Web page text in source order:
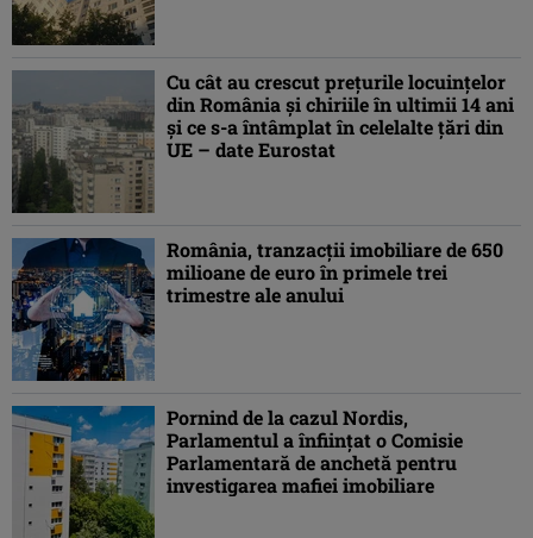
Cu cât au crescut preţurile locuințelor
din România şi chiriile în ultimii 14 ani
şi ce s-a întâmplat în celelalte ţări din
UE – date Eurostat
România, tranzacții imobiliare de 650
milioane de euro în primele trei
trimestre ale anului
Pornind de la cazul Nordis,
Parlamentul a înființat o Comisie
Parlamentară de anchetă pentru
investigarea mafiei imobiliare